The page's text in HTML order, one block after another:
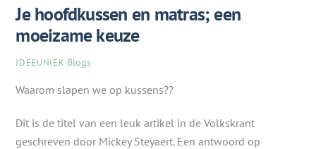
Je hoofdkussen en matras; een
moeizame keuze
IDEEUNIEK Blogs
Waarom slapen we op kussens??
Dit is de titel van een leuk artikel in de Volkskrant
geschreven door Mickey Steyaert. Een antwoord op